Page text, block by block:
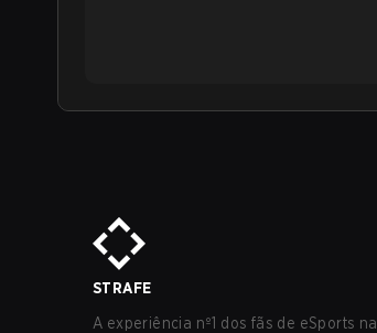
STRAFE
A experiência nº1 dos fãs de eSports na